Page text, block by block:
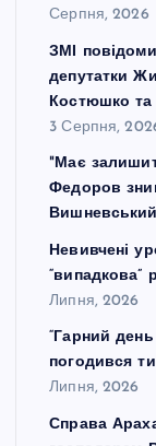
Серпня, 2026
ЗМІ
депутатки
Костюшко та
3 Серпня,
"Має
Федоров
Вишневський
Невивчені
“випадкова”
Липня, 2026
“Гарний
погодився
Липня, 2026
Справа